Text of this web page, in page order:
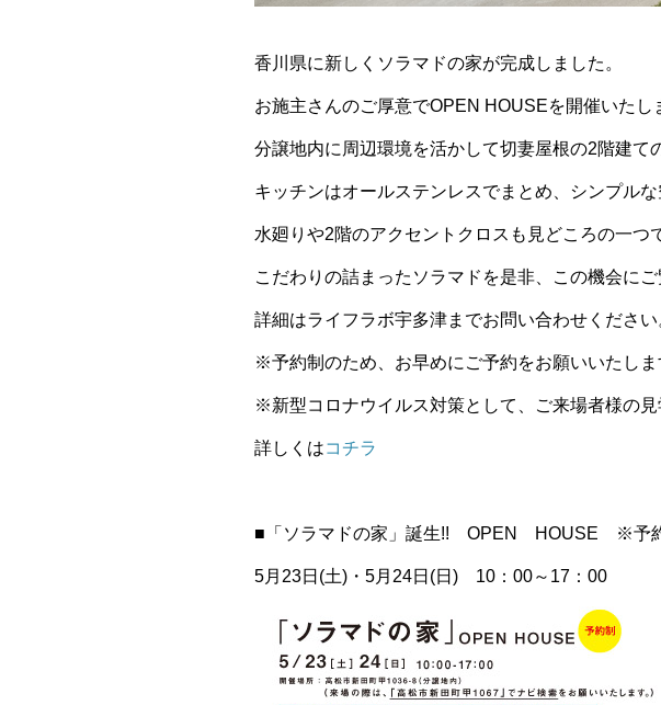
香川県に新しくソラマドの家が完成しました。
お施主さんのご厚意でOPEN HOUSEを開催いたし
分譲地内に周辺環境を活かして切妻屋根の2階建て
キッチンはオールステンレスでまとめ、シンプルな
水廻りや2階のアクセントクロスも見どころの一つ
こだわりの詰まったソラマドを是非、この機会にご
詳細はライフラボ宇多津までお問い合わせください
※予約制のため、お早めにご予約をお願いいたしま
※新型コロナウイルス対策として、ご来場者様の
詳しくはコチラ
■「ソラマドの家」誕生!! OPEN HOUSE ※予
5月23日(土)・5月24日(日) 10：00～17：00